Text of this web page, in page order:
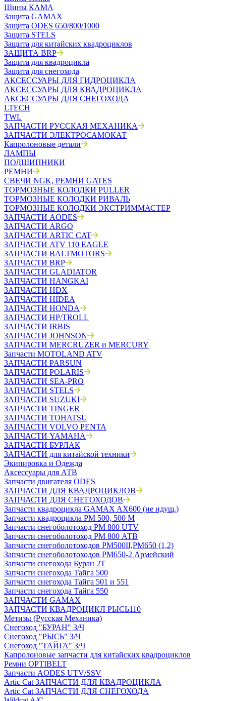
Шины КАМА
Защита GAMAX
Защита ODES 650/800/1000
Защита STELS
Защита для китайских квадроциклов
ЗАЩИТА BRP
Защита для квадроцикла
Защита для снегохода
АКСЕССУАРЫ ДЛЯ ГИДРОЦИКЛА
АКСЕССУАРЫ ДЛЯ КВАДРОЦИКЛА
АКСЕССУАРЫ ДЛЯ СНЕГОХОДА
LTECH
TWL
ЗАПЧАСТИ РУССКАЯ МЕХАНИКА
ЗАПЧАСТИ ЭЛЕКТРОСАМОКАТ
Капролоновые детали
ЛАМПЫ
ПОДШИПНИКИ
РЕМНИ
СВЕЧИ NGK, РЕМНИ GATES
ТОРМОЗНЫЕ КОЛОДКИ PULLER
ТОРМОЗНЫЕ КОЛОДКИ РИВАЛЬ
ТОРМОЗНЫЕ КОЛОДКИ ЭКСТРИММАСТЕР
ЗАПЧАСТИ AODES
ЗАПЧАСТИ ARGO
ЗАПЧАСТИ ARTIC CAT
ЗАПЧАСТИ ATV 110 EAGLE
ЗАПЧАСТИ BALTMOTORS
ЗАПЧАСТИ BRP
ЗАПЧАСТИ GLADIATOR
ЗАПЧАСТИ HANGKAI
ЗАПЧАСТИ HDX
ЗАПЧАСТИ HIDEA
ЗАПЧАСТИ HONDA
ЗАПЧАСТИ HP/TROLL
ЗАПЧАСТИ IRBIS
ЗАПЧАСТИ JOHNSON
ЗАПЧАСТИ MERCRUZER и MERCURY
Запчасти MOTOLAND ATV
ЗАПЧАСТИ PARSUN
ЗАПЧАСТИ POLARIS
ЗАПЧАСТИ SEA-PRO
ЗАПЧАСТИ STELS
ЗАПЧАСТИ SUZUKI
ЗАПЧАСТИ TINGER
ЗАПЧАСТИ TOHATSU
ЗАПЧАСТИ VOLVO PENTA
ЗАПЧАСТИ YAMAHA
ЗАПЧАСТИ БУРЛАК
ЗАПЧАСТИ для китайской техники
Экипировка и Одежда
Аксессуары для АТВ
Запчасти двигателя ODES
ЗАПЧАСТИ ДЛЯ КВАДРОЦИКЛОВ
ЗАПЧАСТИ ДЛЯ СНЕГОХОДОВ
Запчасти квадроцикла GAMAX AX600 (не идущ.)
Запчасти квадроцикла РМ 500, 500 М
Запчасти снегоболотоход РМ 800 UTV
Запчасти снегоболотоход РМ 800 АТВ
Запчасти снегоболотоходов РМ500II,РМ650 (1,2)
Запчасти снегоболотоходов РМ650-2 Армейский
Запчасти снегохода Буран 2Т
Запчасти снегохода Тайга 500
Запчасти снегохода Тайга 501 и 551
Запчасти снегохода Тайга 550
ЗАПЧАСТИ GAMAX
ЗАПЧАСТИ КВАДРОЦИКЛ РЫСЬ110
Метизы (Русская Механика)
Снегоход "БУРАН" З/Ч
Снегоход "РЫСЬ" З/Ч
Снегоход "ТАЙГА" З/Ч
Капролоновые запчасти для китайских квадроциклов
Ремни OPTIBELT
Запчасти AODES UTV/SSV
Artic Cat ЗАПЧАСТИ ДЛЯ КВАДРОЦИКЛА
Artic Cat ЗАПЧАСТИ ДЛЯ СНЕГОХОДА